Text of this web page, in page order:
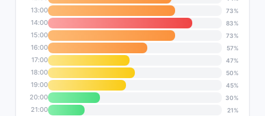
13:00 73%
14:00 83%
15:00 73%
16:00 57%
17:00 47%
18:00 50%
19:00 45%
20:00 30%
21:00 21%